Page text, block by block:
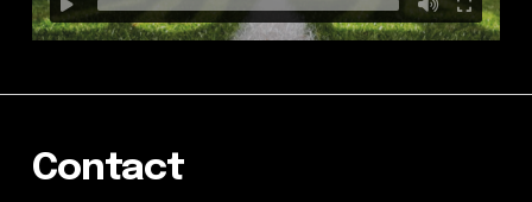
Contact